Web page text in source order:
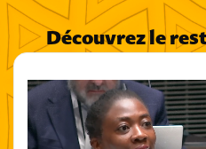
Découvrez le